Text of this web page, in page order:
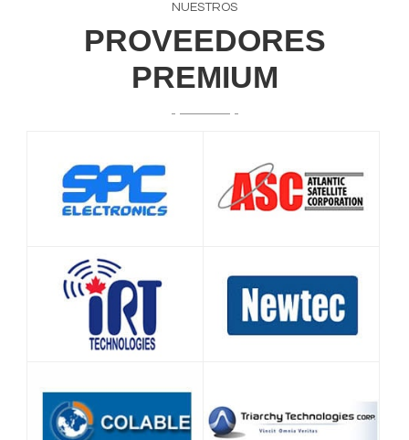
NUESTROS
PROVEEDORES
PREMIUM